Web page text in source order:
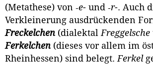
(Metathese) von ‑e- und ‑r-. Auch
Verkleinerung ausdrückenden
Freckelchen(dialektal Freggelsche
Ferkelchen(dieses vor allem im
Rheinhessen) sind belegt. Ferkel